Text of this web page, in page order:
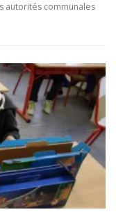
autorités communales